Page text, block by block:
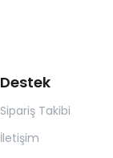
Destek
Sipariş Takibi
İletişim